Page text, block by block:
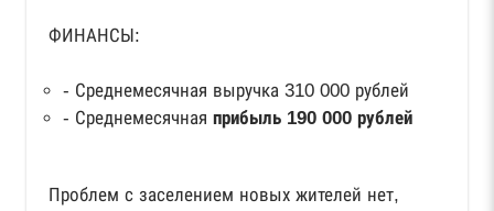
ФИНАНСЫ:
- Среднемесячная выручка 310 000 рублей
- Среднемесячная прибыль 190 000 рублей
Проблем с заселением новых жителей нет,